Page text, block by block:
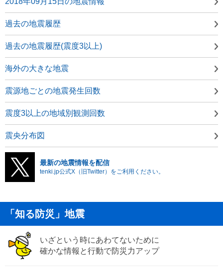
過去の地震履歴
過去の地震履歴(震度3以上)
海外の大きな地震
震源地ごとの地震発生回数
震度3以上の地域別観測回数
震央分布図
最新の地震情報を配信
tenki.jp公式X（旧Twitter）をご利用ください。
「知る防災」地震
いざという時にあわてないために
確かな情報と行動で防災力アップ